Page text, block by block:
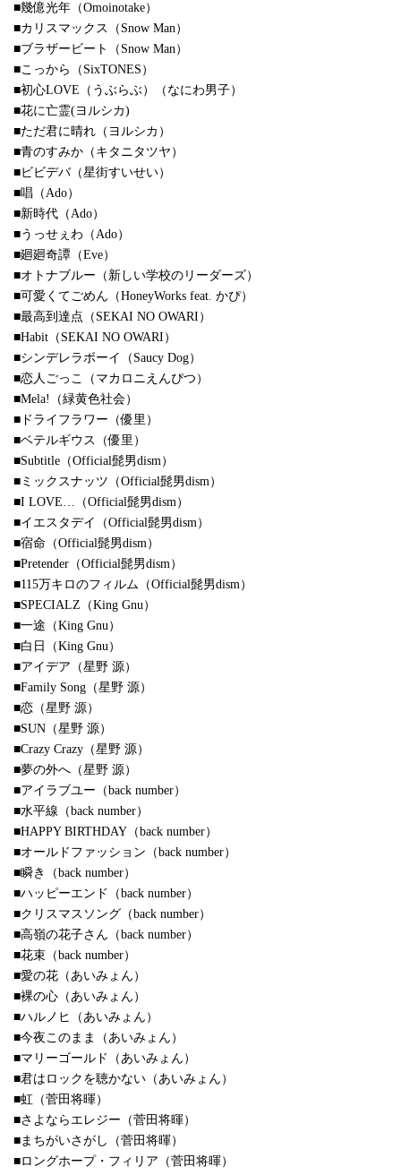
■幾億光年（Omoinotake）
■カリスマックス（Snow Man）
■ブラザービート（Snow Man）
■こっから（SixTONES）
■初心LOVE（うぶらぶ）（なにわ男子）
■花に亡霊(ヨルシカ)
■ただ君に晴れ（ヨルシカ）
■青のすみか（キタニタツヤ）
■ビビデバ（星街すいせい）
■唱（Ado）
■新時代（Ado）
■うっせぇわ（Ado）
■廻廻奇譚（Eve）
■オトナブルー（新しい学校のリーダーズ）
■可愛くてごめん（HoneyWorks feat. かぴ）
■最高到達点（SEKAI NO OWARI）
■Habit（SEKAI NO OWARI）
■シンデレラボーイ（Saucy Dog）
■恋人ごっこ（マカロニえんぴつ）
■Mela!（緑黄色社会）
■ドライフラワー（優里）
■ベテルギウス（優里）
■Subtitle（Official髭男dism）
■ミックスナッツ（Official髭男dism）
■I LOVE…（Official髭男dism）
■イエスタデイ（Official髭男dism）
■宿命（Official髭男dism）
■Pretender（Official髭男dism）
■115万キロのフィルム（Official髭男dism）
■SPECIALZ（King Gnu）
■一途（King Gnu）
■白日（King Gnu）
■アイデア（星野 源）
■Family Song（星野 源）
■恋（星野 源）
■SUN（星野 源）
■Crazy Crazy（星野 源）
■夢の外へ（星野 源）
■アイラブユー（back number）
■水平線（back number）
■HAPPY BIRTHDAY（back number）
■オールドファッション（back number）
■瞬き（back number）
■ハッピーエンド（back number）
■クリスマスソング（back number）
■高嶺の花子さん（back number）
■花束（back number）
■愛の花（あいみょん）
■裸の心（あいみょん）
■ハルノヒ（あいみょん）
■今夜このまま（あいみょん）
■マリーゴールド（あいみょん）
■君はロックを聴かない（あいみょん）
■虹（菅田将暉）
■さよならエレジー（菅田将暉）
■まちがいさがし（菅田将暉）
■ロングホープ・フィリア（菅田将暉）